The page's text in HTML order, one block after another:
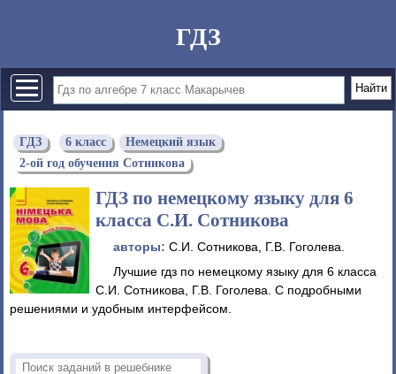
ГДЗ
ГДЗ 6 класс
Немецкий язык
2-ой год обучения Сотникова
ГДЗ по немецкому языку для 6
класса С.И. Сотникова
авторы: С.И. Сотникова, Г.В. Гоголева.
Лучшие гдз по немецкому языку для 6 класса
С.И. Сотникова, Г.В. Гоголева. С подробными
решениями и удобным интерфейсом.